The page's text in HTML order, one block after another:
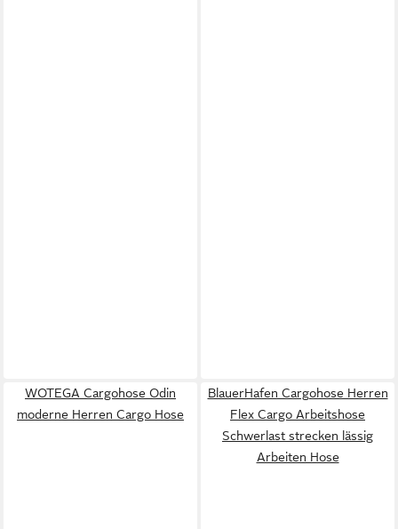
WOTEGA Cargohose Odin
moderne Herren Cargo Hose
BlauerHafen Cargohose Herren
Flex Cargo Arbeitshose
Schwerlast strecken lässig
Arbeiten Hose